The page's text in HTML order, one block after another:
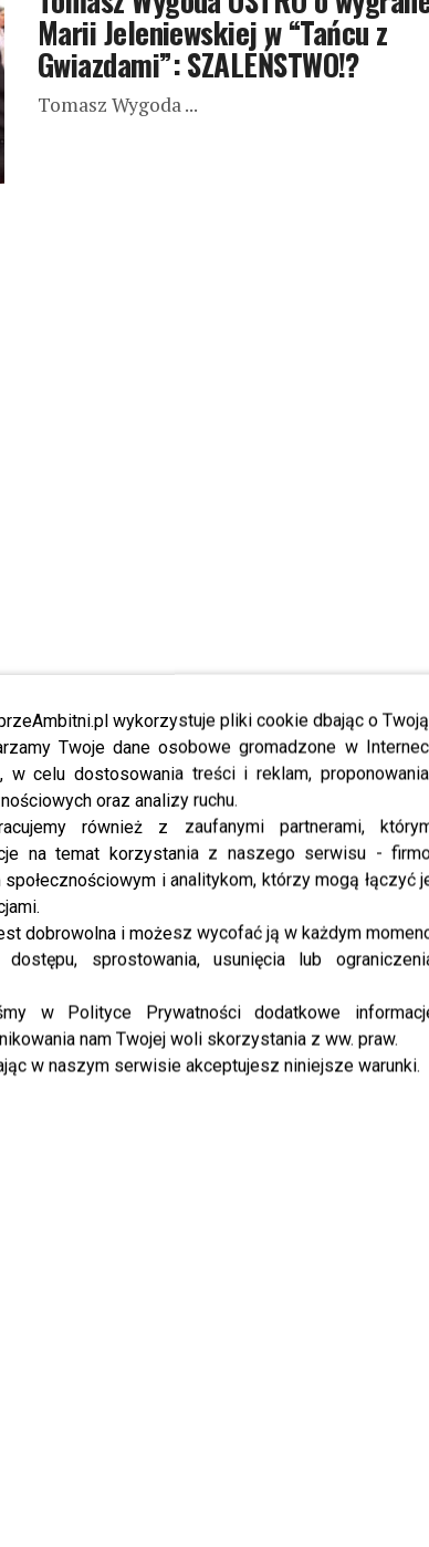
wykorzystuje pliki cookie dbając o
Twoje dane osobowe gromadzone w
w celu dostosowania treści i reklam,
oraz analizy ruchu.
również z zaufanymi partnerami,
na temat korzystania z naszego serwisu -
społecznościowym i analitykom, którzy mogą łączyć
dobrowolna i możesz wycofać ją w każdym
dostępu, sprostowania, usunięcia lub
w Polityce Prywatności dodatkowe
nam Twojej woli skorzystania z ww. praw.
w naszym serwisie akceptujesz niniejsze warunki.
Marii Jeleniewskiej w “Tańcu z
Gwiazdami”: SZALEŃSTWO!?
Tomasz Wygoda ...